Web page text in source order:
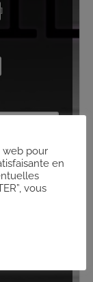
]
web pour
en
vous